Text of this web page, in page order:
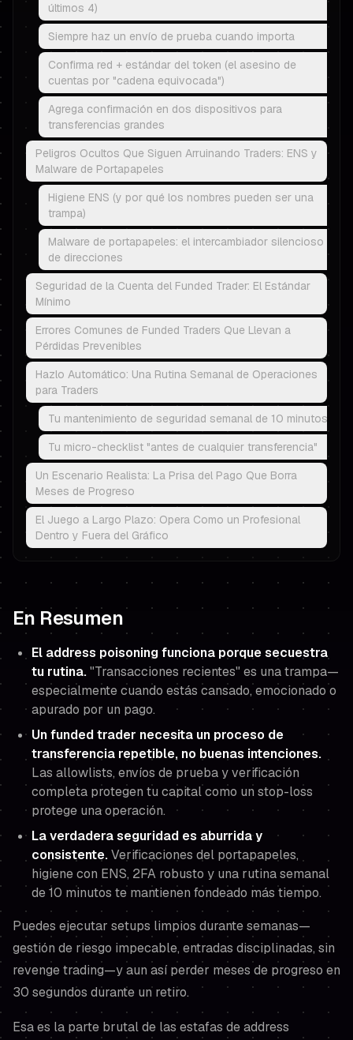
últimos 4)
Siempre haz un envío de prueba cuando importa
Confirma red + estándar del token (el asesino de
cuentas por "cadena equivocada")
Agrega confirmación en dos dispositivos para
transferencias grandes
Peligros Ocultos Que Siguen Arruinando Traders: ENS y
Malware de Portapapeles
Higiene ENS (y por qué los nombres pueden ser una
trampa)
Malware de portapapeles: el intercambiador silencioso
de direcciones
Seguridad de la Cuenta del Funded Trader: El Estándar
Mínimo
Errores Comunes de Funded Traders Que Llevan a
Pérdidas Prevenibles
Hazlo Automático: Una Rutina Semanal de Operaciones
para Traders
Tu mantenimiento de seguridad semanal de 10 minutos
Tu micro-checklist "antes de cualquier transferencia"
Un Escenario Realista: La Prisa del Pago Que Borra
Meses de Progreso
El Juego a Largo Plazo: Opera Como un Profesional
Dentro y Fuera del Gráfico
En Resumen
El address poisoning funciona porque secuestra
tu rutina."Transacciones recientes" es una trampa—
especialmente cuando estás cansado, emocionado o
apurado por un pago.
Un funded trader necesita un proceso de
transferencia repetible, no buenas intenciones.
Las allowlists, envíos de prueba y verificación
completa protegen tu capital como un stop-loss
protege una operación.
La verdadera seguridad es aburrida y
consistente.Verificaciones del portapapeles,
higiene con ENS, 2FA robusto y una rutina semanal
de 10 minutos te mantienen fondeado más tiempo.
Puedes ejecutar setups limpios durante semanas—
gestión de riesgo impecable, entradas disciplinadas, sin
revenge trading—y aun así perder meses de progreso en
30 segundos durante un retiro.
Esa es la parte brutal de las estafas de address